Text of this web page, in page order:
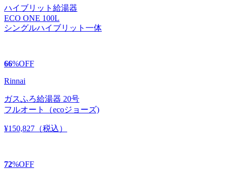
ハイブリット給湯器
ECO ONE 100L
シングルハイブリット一体
66%OFF
Rinnai
ガスふろ給湯器 20号
フルオート（ecoジョーズ)
¥150,827 （税込）
72%OFF